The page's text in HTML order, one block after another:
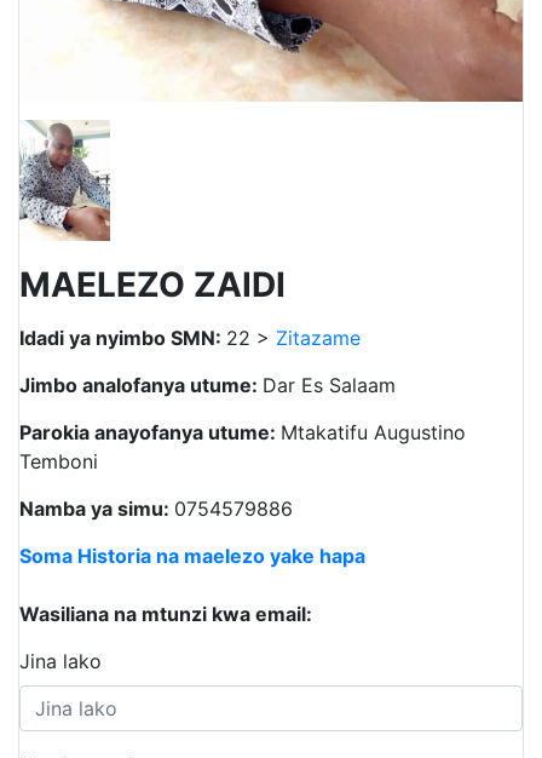
MAELEZO ZAIDI
Idadi ya nyimbo SMN: 22 > Zitazame
Jimbo analofanya utume: Dar Es Salaam
Parokia anayofanya utume: Mtakatifu Augustino
Temboni
Namba ya simu: 0754579886
Soma Historia na maelezo yake hapa
Wasiliana na mtunzi kwa email:
Jina lako